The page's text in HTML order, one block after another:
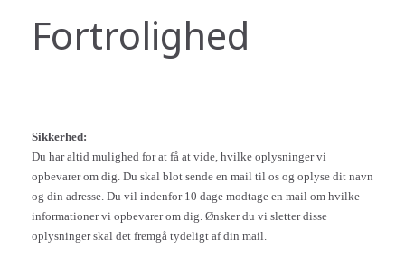
Fortrolighed
Sikkerhed:
Du har altid mulighed for at få at vide, hvilke oplysninger vi
opbevarer om dig. Du skal blot sende en mail til os og oplyse dit navn
og din adresse. Du vil indenfor 10 dage modtage en mail om hvilke
informationer vi opbevarer om dig. Ønsker du vi sletter disse
oplysninger skal det fremgå tydeligt af din mail.